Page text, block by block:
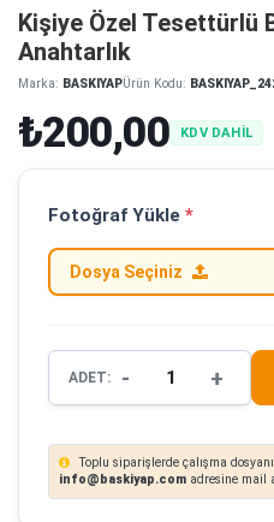
Kişiye Özel Tesettürlü
Anahtarlık
Marka: BASKIYAPÜrün Kodu:
₺200,00 KDV DAHİL
Fotoğraf Yükle *
Dosya Seçiniz
ADET: - +
Toplu siparişlerde çalışma
info@baskiyap.com adresine mail